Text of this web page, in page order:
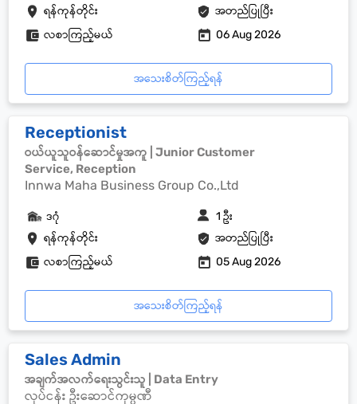
ရန်ကုန်တိုင်း အတည်ပြုပြီး
လစာကြည့်မယ် 06 Aug 2026
အသေးစိတ်ကြည့်ရန်
Receptionist
ဝယ်ယူသူဝန်ဆောင်မှုအကူ | Junior Customer
Service, Reception
Innwa Maha Business Group Co.,Ltd
ရန်ကုန်တိုင်း အတည်ပြုပြီး
ဒဂုံ 1 ဦး
လစာကြည့်မယ် 05 Aug 2026
အသေးစိတ်ကြည့်ရန်
Sales Admin
အချက်အလက်ရေးသွင်းသူ | Data Entry
လုပ်ငန်း ဦးဆောင်ကုမ္ပဏီ